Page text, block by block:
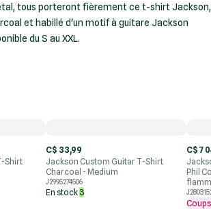
tous porteront fièrement ce t-shirt Jackson,
et habillé d'un motif à guitare Jackson
du S au XXL.
Shirt
C$ 33,99
Jackson Custom Guitar T-Shirt
Charcoal - Medium
J2995274506
En stock 3
C$ 7
Phil